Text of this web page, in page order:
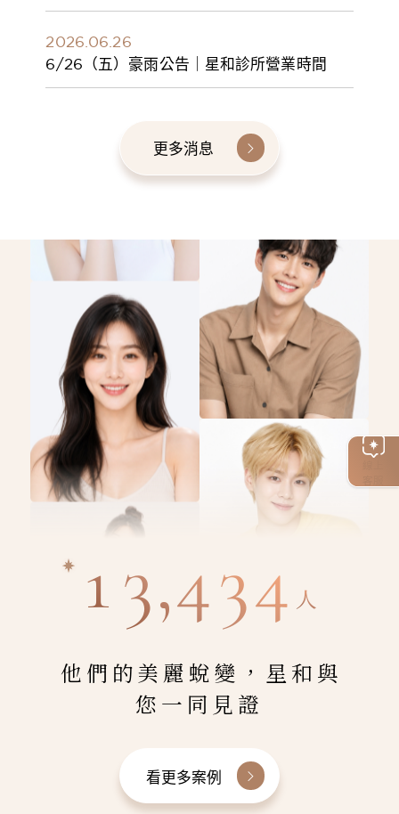
學人才新標準 建構健康美學產學共育模式 串
2026.06.26
6/26（五）豪雨公告｜星和診所營業時間
更多消息
13,434 人
他們的美麗蛻變，星和與
您一同見證
看更多案例